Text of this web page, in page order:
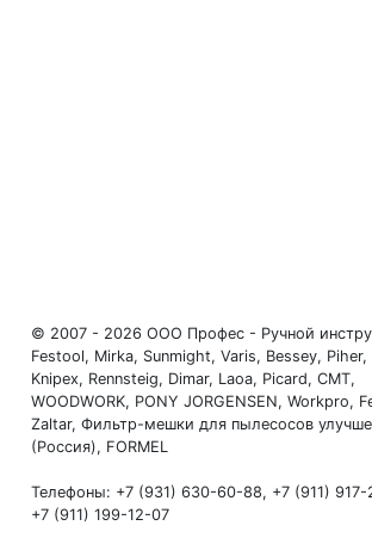
© 2007 - 2026 ООО Профес - Ручной
Festool, Mirka, Sunmight, Varis, Bessey, Piher,
Knipex, Rennsteig, Dimar, Laoa, Picard, CMT,
WOODWORK, PONY JORGENSEN, Workpro,
Zaltar, Фильтр-мешки для пылесосов
(Россия), FORMEL
Телефоны: +7 (931) 630-60-88, +7 (911) 917-
+7 (911) 199-12-07